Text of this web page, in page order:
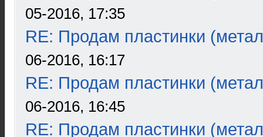
05-2016, 17:35
RE: Продам пластинки
06-2016, 16:17
RE: Продам пластинки
06-2016, 16:45
RE: Продам пластинки